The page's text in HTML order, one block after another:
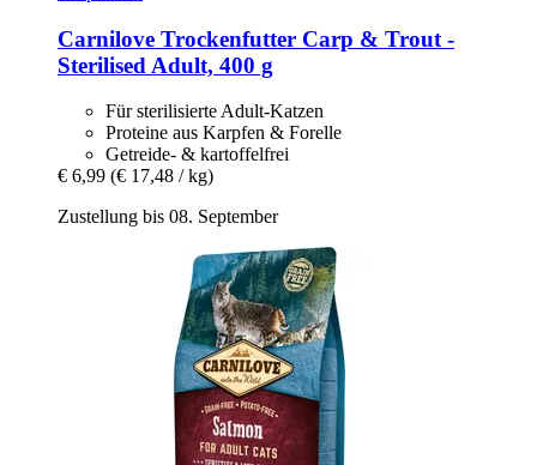
Carnilove Trockenfutter Carp & Trout -​
Sterilised Adult, 400 g
Für sterilisierte Adult-Katzen
Proteine aus Karpfen & Forelle
Getreide- & kartoffelfrei
€ 6,99 (€ 17,48 / kg)
Zustellung bis 08. September